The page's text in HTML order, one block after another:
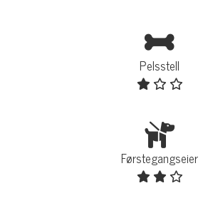
Pelsstell
Førstegangseier